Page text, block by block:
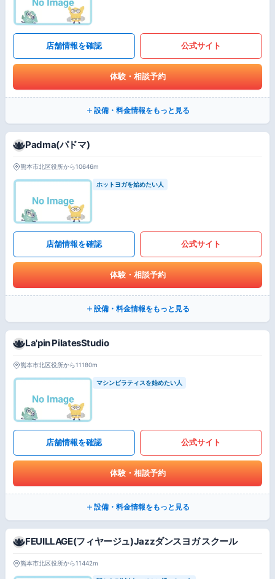
店舗情報を確認 公式サイト
体験・相談予約
設備・料金情報をもっと見る
Padma(パドマ)
熊本市北区役所から10646m
ホットヨガを始めたい人
店舗情報を確認 公式サイト
体験・相談予約
設備・料金情報をもっと見る
La'pin PilatesStudio
熊本市北区役所から11180m
マシンピラティスを始めたい人
店舗情報を確認 公式サイト
体験・相談予約
設備・料金情報をもっと見る
FEUILLAGE(フィヤージュ)Jazzダンスヨガ スクール
熊本市北区役所から11442m